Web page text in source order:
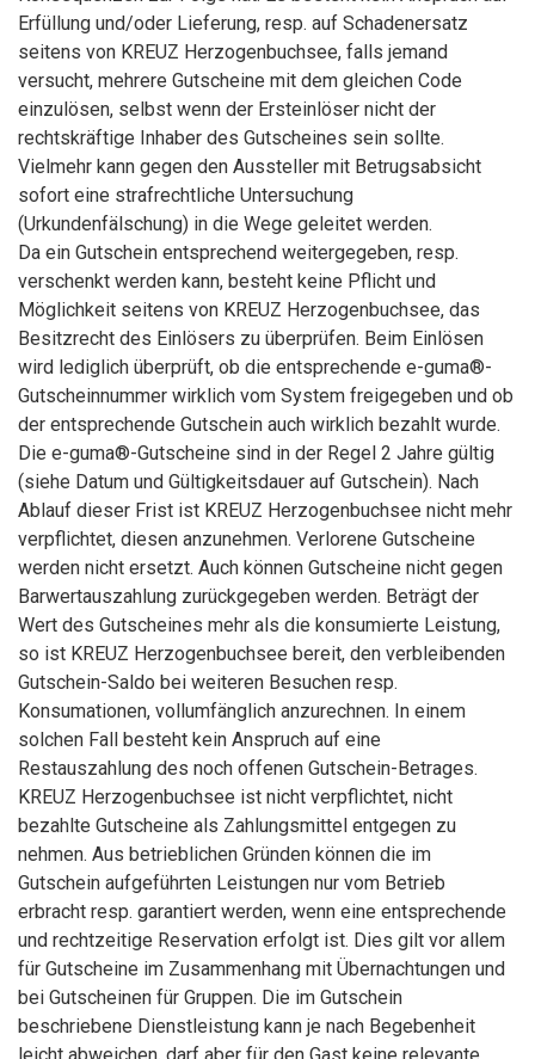
Erfüllung und/oder Lieferung, resp. auf Schadenersatz
seitens von KREUZ Herzogenbuchsee, falls jemand
versucht, mehrere Gutscheine mit dem gleichen Code
einzulösen, selbst wenn der Ersteinlöser nicht der
rechtskräftige Inhaber des Gutscheines sein sollte.
Vielmehr kann gegen den Aussteller mit Betrugsabsicht
sofort eine strafrechtliche Untersuchung
(Urkundenfälschung) in die Wege geleitet werden.
Da ein Gutschein entsprechend weitergegeben, resp.
verschenkt werden kann, besteht keine Pflicht und
Möglichkeit seitens von KREUZ Herzogenbuchsee, das
Besitzrecht des Einlösers zu überprüfen. Beim Einlösen
wird lediglich überprüft, ob die entsprechende e-guma®-
Gutscheinnummer wirklich vom System freigegeben und ob
der entsprechende Gutschein auch wirklich bezahlt wurde.
Die e-guma®-Gutscheine sind in der Regel 2 Jahre gültig
(siehe Datum und Gültigkeitsdauer auf Gutschein). Nach
Ablauf dieser Frist ist KREUZ Herzogenbuchsee nicht mehr
verpflichtet, diesen anzunehmen. Verlorene Gutscheine
werden nicht ersetzt. Auch können Gutscheine nicht gegen
Barwertauszahlung zurückgegeben werden. Beträgt der
Wert des Gutscheines mehr als die konsumierte Leistung,
so ist KREUZ Herzogenbuchsee bereit, den verbleibenden
Gutschein-Saldo bei weiteren Besuchen resp.
Konsumationen, vollumfänglich anzurechnen. In einem
solchen Fall besteht kein Anspruch auf eine
Restauszahlung des noch offenen Gutschein-Betrages.
KREUZ Herzogenbuchsee ist nicht verpflichtet, nicht
bezahlte Gutscheine als Zahlungsmittel entgegen zu
nehmen. Aus betrieblichen Gründen können die im
Gutschein aufgeführten Leistungen nur vom Betrieb
erbracht resp. garantiert werden, wenn eine entsprechende
und rechtzeitige Reservation erfolgt ist. Dies gilt vor allem
für Gutscheine im Zusammenhang mit Übernachtungen und
bei Gutscheinen für Gruppen. Die im Gutschein
beschriebene Dienstleistung kann je nach Begebenheit